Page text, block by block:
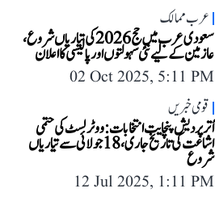
عرب ممالک
سعودی عرب میں حج 2026 کی تیاریاں شروع،
عازمین کے لیے نئی سہولتوں اور پالیسی کا اعلان
02 Oct 2025, 5:11 PM
قومی خبریں
اُتر پردیش پنچایت انتخابات: ووٹر لسٹ کی حتمی
اشاعت کی تاریخ جاری، 18 جولائی سے تیاریاں
شروع
12 Jul 2025, 1:11 PM